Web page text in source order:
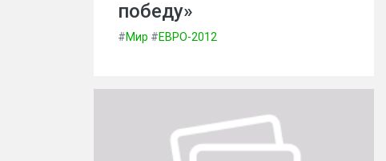
победу»
#Мир #ЕВРО-2012